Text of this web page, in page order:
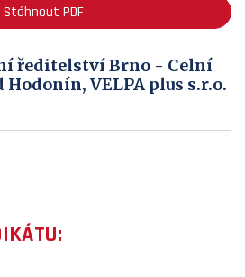
Stáhnout PDF
ředitelství Brno - Celní
Hodonín, VELPA plus s.r.o.